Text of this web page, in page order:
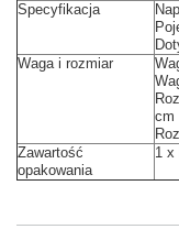
Specyfikacja
Waga i rozmiar
cm
Zawartość
opakowania
1 x